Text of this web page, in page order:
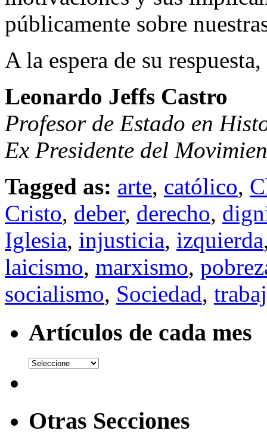
públicamente sobre
A la espera de su
Leonardo Jeffs Castro
Profesor de Estado en
Ex Presidente del
Tagged as: arte, católico,
Cristo, deber, derecho,
Iglesia, injusticia, izquierda
laicismo, marxismo,
socialismo, Sociedad,
Artículos de cada mes
Otras Secciones